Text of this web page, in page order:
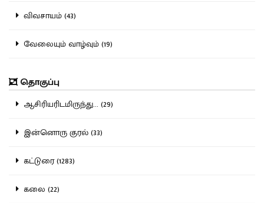
விவசாயம் (43)
வேலையும் வாழ்வும் (19)
தொகுப்பு
ஆசிரியரிடமிருந்து... (29)
இன்னொரு குரல் (33)
கட்டுரை (1283)
கலை (22)